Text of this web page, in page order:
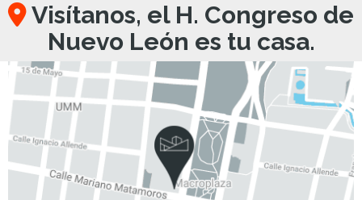
Visítanos, el H. Congreso de
Nuevo León es tu casa.